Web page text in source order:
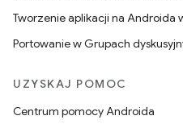
Tworzenie aplikacji na Androida
Portowanie w Grupach
UZYSKAJ POMOC
Centrum pomocy Androida